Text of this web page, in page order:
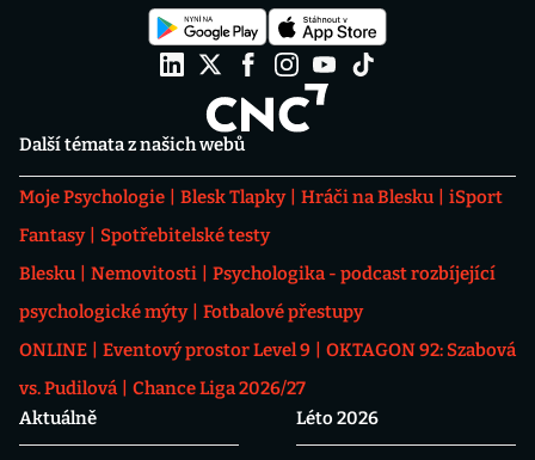
Další témata z našich webů
Moje Psychologie Blesk Tlapky Hráči na Blesku
iSport
Fantasy
Spotřebitelské testy
Blesku
Nemovitosti
Psychologika - podcast rozbíjející
psychologické mýty
Fotbalové přestupy
ONLINE
Eventový prostor Level 9
OKTAGON 92: Szabová
vs. Pudilová
Chance Liga 2026/27
Aktuálně
Léto 2026